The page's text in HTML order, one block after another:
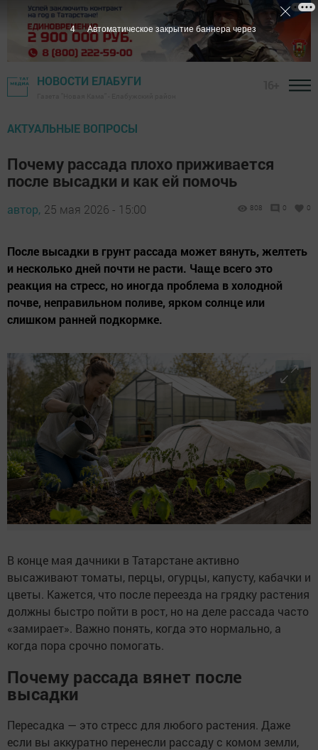
НОВОСТИ ЕЛАБУГИ
АКТУАЛЬНЫЕ ВОПРОСЫ
Почему рассада плохо приживается
после высадки и как ей помочь
автор, 25 мая 2026 - 15:00 808 0 0
После высадки в грунт рассада может вянуть, желтеть
и несколько дней почти не расти. Чаще всего это
реакция на стресс, но иногда проблема в холодной
почве, неправильном поливе, ярком солнце или
слишком ранней подкормке.
В конце мая дачники в Татарстане активно
высаживают томаты, перцы, огурцы, капусту, кабачки и
цветы. Кажется, что после переезда на грядку растения
должны быстро пойти в рост, но на деле рассада часто
«замирает». Важно понять, когда это нормально, а
когда пора срочно помогать.
Почему рассада вянет после
высадки
Пересадка — это стресс для любого растения. Даже
если вы аккуратно перенесли рассаду с комом земли,
3 Автоматическое закрытие баннера через